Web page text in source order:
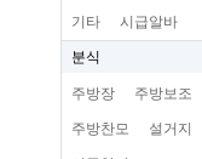
기타 시급알바
분식
주방장 주방보조
주방찬모 설거지